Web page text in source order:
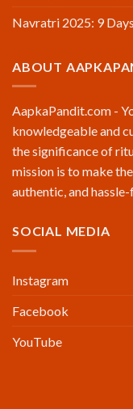
Navratri 2025: 9
ABOUT
AapkaPandit.com -
knowledgeable and
the significance of
mission is to make
authentic, and
SOCIAL MEDIA
Instagram
Facebook
YouTube